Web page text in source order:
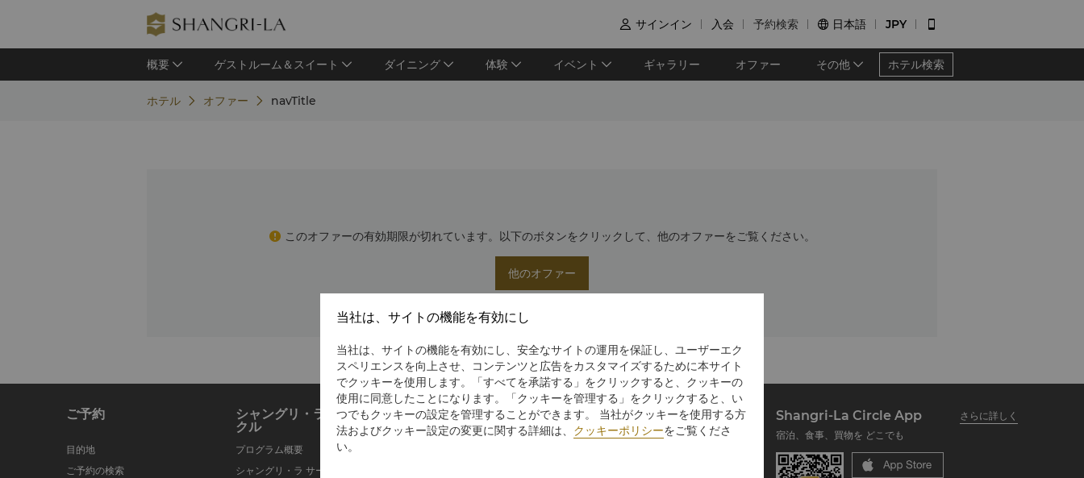
 サインイン 入会 予約検索  日本語 JPY 
概要 ゲストルーム＆スイート ダイニング 体験 イベント ギャラリー オファー その他 ホテル検索
ホテル オファー navTitle
このオファーの有効期限が切れています。以下のボタンをクリックして、他のオファーをご覧ください。
他のオファー
ご予約
目的地
ご予約の検索
シャングリ・ラ サー
クル
プログラム概要
シャングリ・ラ サークルに入
シャングリ・ラ グル
ープ
Shangri-La Circle App
さらに詳しく
宿泊、食事、買物を どこでも
当社は、サイトの機能を有効にし
当社は、サイトの機能を有効にし、安全なサイトの運用を保証し、ユーザーエク
スペリエンスを向上させ、コンテンツと広告をカスタマイズするために本サイト
でクッキーを使用します。「すべてを承諾する」をクリックすると、クッキーの
使用に同意したことになります。「クッキーを管理する」をクリックすると、い
つでもクッキーの設定を管理することができます。 当社がクッキーを使用する方
法およびクッキー設定の変更に関する詳細は、 クッキーポリシーをご覧くださ
い。